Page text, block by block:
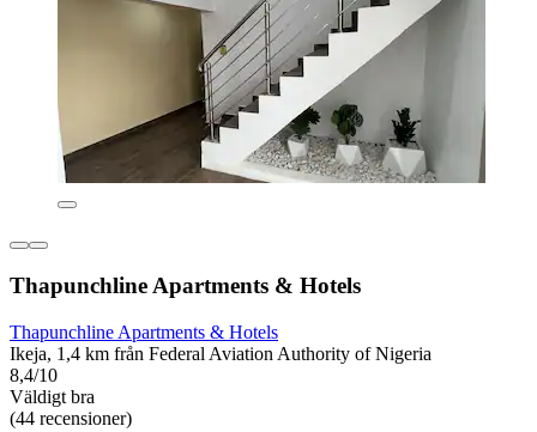
Thapunchline Apartments & Hotels
Thapunchline Apartments & Hotels
Ikeja, 1,4 km från Federal Aviation Authority of Nigeria
8,4/10
Väldigt bra
(44 recensioner)